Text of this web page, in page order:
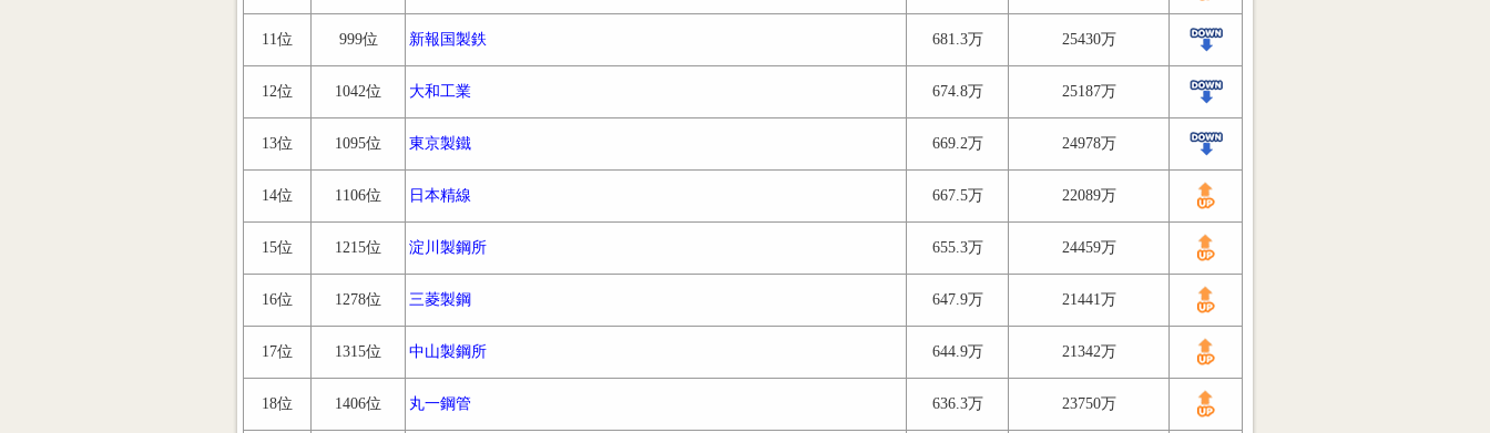
11位 999位 新報国製鉄 681.3万 25430万
12位 1042位 大和工業 674.8万 25187万
13位 1095位 東京製鐵 669.2万 24978万
14位 1106位 日本精線 667.5万 22089万
15位 1215位 淀川製鋼所 655.3万 24459万
16位 1278位 三菱製鋼 647.9万 21441万
17位 1315位 中山製鋼所 644.9万 21342万
18位 1406位 丸一鋼管 636.3万 23750万